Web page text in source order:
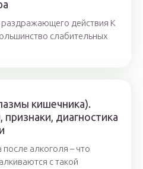
действия К
слабительных
кишечника).
диагностика
после алкоголя – что
с такой